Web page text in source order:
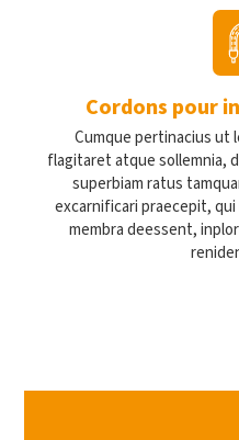
Cordons pour
Cumque pertinacius ut
flagitaret atque sollemnia,
superbiam ratus
excarnificari praecepit,
membra deessent,